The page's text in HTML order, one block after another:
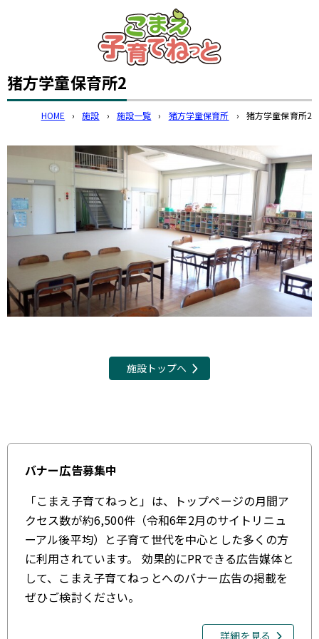
このページの本文へ
猪方学童保育所2
HOME › 施設 › 施設一覧 › 猪方学童保育所 › 猪方学童保育所2
施設トップへ
バナー広告募集中
「こまえ子育てねっと」は、トップページの月間ア
クセス数が約6,500件（令和6年2月のサイトリニュ
ーアル後平均）と子育て世代を中心とした多くの方
に利用されています。 効果的にPRできる広告媒体と
して、こまえ子育てねっとへのバナー広告の掲載を
ぜひご検討ください。
詳細を見る